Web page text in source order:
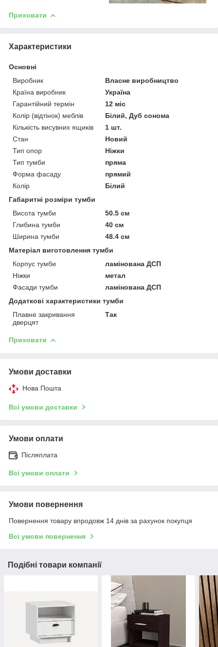
Приховати
Характеристики
Основні
Виробник
Власне виробництво
Країна виробник
Україна
Гарантійний термін
12 міс
Колір (відтінок) меблів
Білий, Дуб сонома
Кількість висувних ящиків
1 шт.
Стан
Новий
Тип опор
Ніжки
Тип тумби
пряма
Форма фасаду
прямий
Колір
Білий
Габаритні розміри тумби
Висота тумби
50.5 см
Глибина тумби
40 см
Ширина тумби
48.4 см
Матеріал виготовлення тумби
Корпус тумби
ламінована ДСП
Ніжки
метал
Фасади тумби
ламінована ДСП
Додаткові характеристики тумби
Плавне закривання
дверцят
Так
Приховати
Умови доставки
Нова Пошта
Всі умови доставки
Умови оплати
Післяплата
Всі умови оплати
Умови повернення
Повернення товару впродовж 14 днів за рахунок покупця
Всі умови повернення
Подібні товари компанії